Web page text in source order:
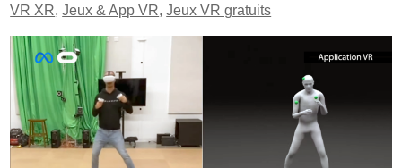
VR XR,Jeux & App VR,Jeux VR gratuits